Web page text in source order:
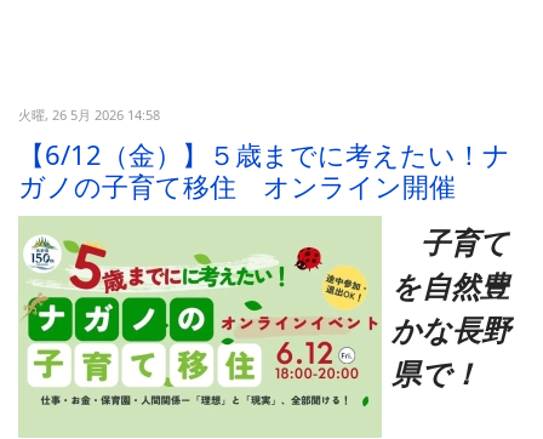
火曜, 26 5月 2026 14:58
【6/12（金）】５歳までに考えたい！ナ
ガノの子育て移住 オンライン開催
子育て
を自然豊
かな長野
県で！